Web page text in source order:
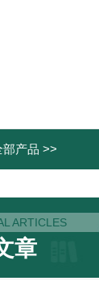
部产品 >>
ARTICLES
章